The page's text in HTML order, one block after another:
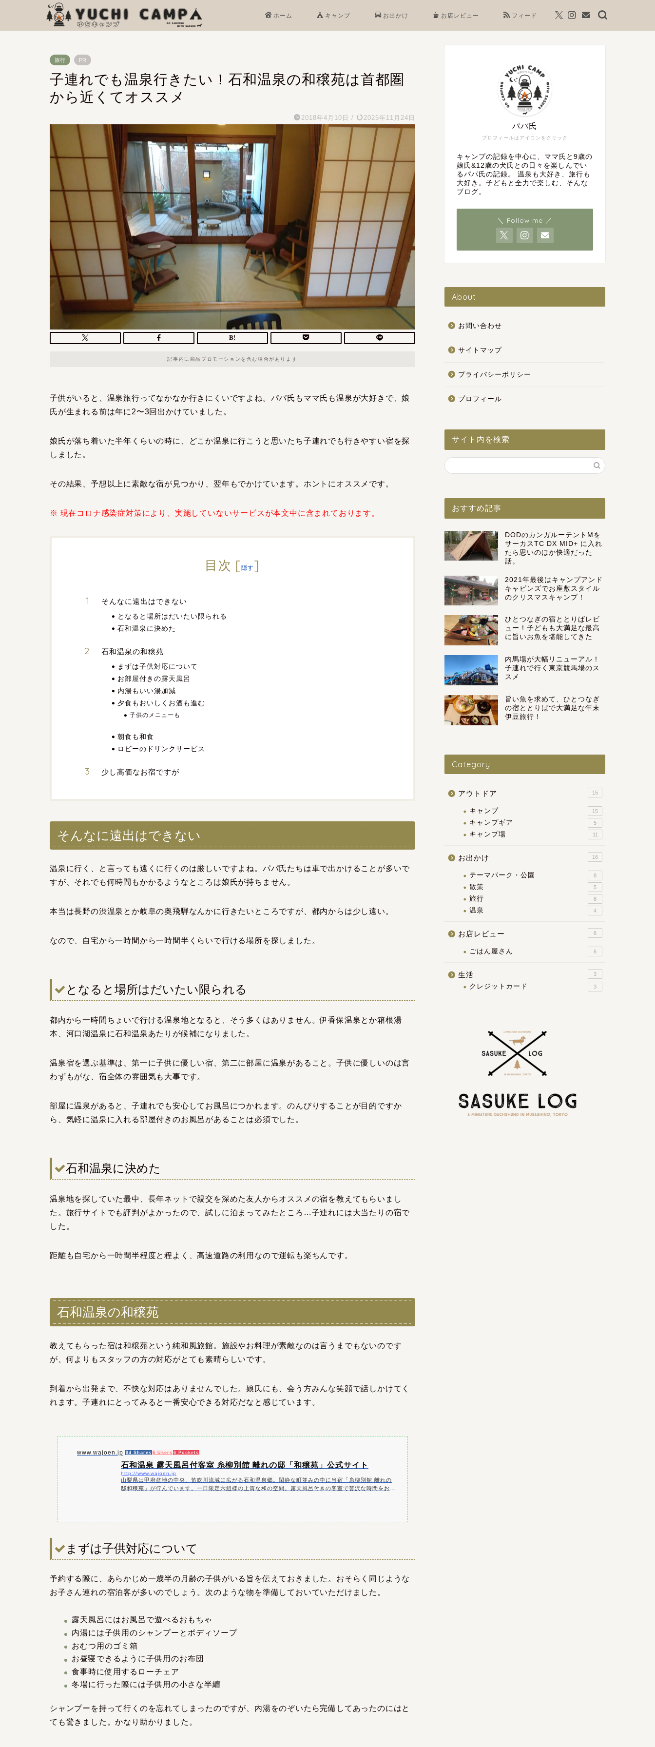
ホーム キャンプ お出かけ お店レビュー フィード
旅行 PR
子連れでも温泉行きたい！石和温泉の和穣苑は首都圏
から近くてオススメ
2018年4月10日 / 2025年11月24日
記事内に商品プロモーションを含む場合があります
子供がいると、温泉旅行ってなかなか行きにくいですよね。パパ氏もママ氏も温泉が大好きで、娘
氏が生まれる前は年に2〜3回出かけていました。
娘氏が落ち着いた半年くらいの時に、どこか温泉に行こうと思いたち子連れでも行きやすい宿を探
しました。
その結果、予想以上に素敵な宿が見つかり、翌年もでかけています。ホントにオススメです。
※ 現在コロナ感染症対策により、実施していないサービスが本文中に含まれております。
目次 [隠す]
そんなに遠出はできない
となると場所はだいたい限られる
石和温泉に決めた
石和温泉の和穣苑
まずは子供対応について
お部屋付きの露天風呂
内湯もいい湯加減
夕食もおいしくお酒も進む
子供のメニューも
朝食も和食
ロビーのドリンクサービス
少し高価なお宿ですが
そんなに遠出はできない
温泉に行く、と言っても遠くに行くのは厳しいですよね。パパ氏たちは車で出かけることが多いで
すが、それでも何時間もかかるようなところは娘氏が持ちません。
本当は長野の渋温泉とか岐阜の奥飛騨なんかに行きたいところですが、都内からは少し遠い。
なので、自宅から一時間から一時間半くらいで行ける場所を探しました。
となると場所はだいたい限られる
都内から一時間ちょいで行ける温泉地となると、そう多くはありません。伊香保温泉とか箱根湯
本、河口湖温泉に石和温泉あたりが候補になりました。
温泉宿を選ぶ基準は、第一に子供に優しい宿、第二に部屋に温泉があること。子供に優しいのは言
わずもがな、宿全体の雰囲気も大事です。
部屋に温泉があると、子連れでも安心してお風呂につかれます。のんびりすることが目的ですか
ら、気軽に温泉に入れる部屋付きのお風呂があることは必須でした。
石和温泉に決めた
温泉地を探していた最中、長年ネットで親交を深めた友人からオススメの宿を教えてもらいまし
た。旅行サイトでも評判がよかったので、試しに泊まってみたところ…子連れには大当たりの宿で
した。
距離も自宅から一時間半程度と程よく、高速道路の利用なので運転も楽ちんです。
石和温泉の和穣苑
教えてもらった宿は和穣苑という純和風旅館。施設やお料理が素敵なのは言うまでもないのです
が、何よりもスタッフの方の対応がとても素晴らしいです。
到着から出発まで、不快な対応はありませんでした。娘氏にも、会う方みんな笑顔で話しかけてく
れます。子連れにとってみると一番安心できる対応だなと感じています。
www.wajoen.jp 94 Shares 6 Users 6 Pockets
石和温泉 露天風呂付客室 糸柳別館 離れの邸「和穣苑」公式サイト
http://www.wajoen.jp
山梨県は甲府盆地の中央、笛吹川流域に広がる石和温泉郷。閑静な町並みの中に当宿「糸柳別館 離れの
邸和穣苑」が佇んでいます。一日限定六組様の上質な和の空間。露天風呂付きの客室で贅沢な時間をお過
まずは子供対応について
予約する際に、あらかじめ一歳半の月齢の子供がいる旨を伝えておきました。おそらく同じような
お子さん連れの宿泊客が多いのでしょう。次のような物を準備しておいていただけました。
露天風呂にはお風呂で遊べるおもちゃ
内湯には子供用のシャンプーとボディソープ
おむつ用のゴミ箱
お昼寝できるように子供用のお布団
食事時に使用するローチェア
冬場に行った際には子供用の小さな半纏
シャンプーを持って行くのを忘れてしまったのですが、内湯をのぞいたら完備してあったのにはと
ても驚きました。かなり助かりました。
プロフィールはアイコンをクリック
パパ氏
キャンプの記録を中心に、ママ氏と9歳の
娘氏&12歳の犬氏との日々を楽しんでい
るパパ氏の記録。 温泉も大好き、旅行も
大好き。子どもと全力で楽しむ、そんな
ブログ。
＼ Follow me ／
About
お問い合わせ
サイトマップ
プライバシーポリシー
プロフィール
サイト内を検索
おすすめ記事
DODのカンガルーテントMを
サーカスTC DX MID+ に入れ
たら思いのほか快適だった
話。
2021年最後はキャンプアンド
キャビンズでお座敷スタイル
のクリスマスキャンプ！
ひとつなぎの宿ととりばレビ
ュー！子どもも大満足な最高
に旨いお魚を堪能してきた
内馬場が大幅リニューアル！
子連れで行く東京競馬場のス
スメ
旨い魚を求めて、ひとつなぎ
の宿ととりばで大満足な年末
伊豆旅行！
Category
アウトドア 15
キャンプ 15
キャンプギア 5
キャンプ場 11
お出かけ 16
テーマパーク・公園 8
散策 5
旅行 8
温泉 4
お店レビュー 6
ごはん屋さん 6
生活 3
クレジットカード 3